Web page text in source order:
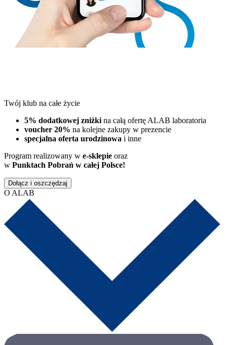
Twój klub na całe życie
5% dodatkowej zniżki na całą ofertę ALAB laboratoria
voucher 20% na kolejne zakupy w prezencie
specjalna oferta urodzinowa i inne
Program realizowany w e-sklepie oraz
w Punktach Pobrań w całej Polsce!
Dołącz i oszczędzaj
O ALAB